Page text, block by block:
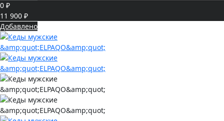
0 ₽
11 900 ₽
Добавлено